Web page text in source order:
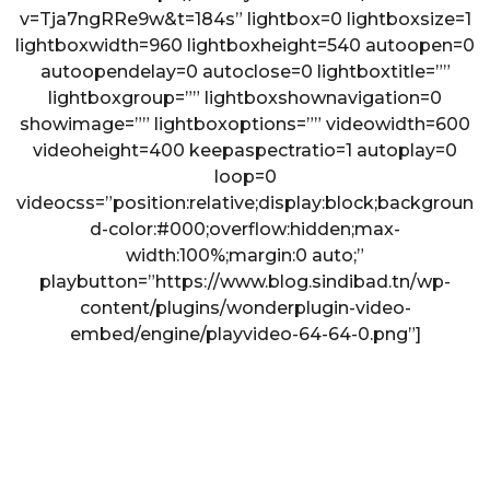
v=Tja7ngRRe9w&t=184s” lightbox=0 lightboxsize=1
lightboxwidth=960 lightboxheight=540 autoopen=0
autoopendelay=0 autoclose=0 lightboxtitle=””
lightboxgroup=”” lightboxshownavigation=0
showimage=”” lightboxoptions=”” videowidth=600
videoheight=400 keepaspectratio=1 autoplay=0
loop=0
videocss=”position:relative;display:block;backgroun
d-color:#000;overflow:hidden;max-
width:100%;margin:0 auto;”
playbutton=”https://www.blog.sindibad.tn/wp-
content/plugins/wonderplugin-video-
embed/engine/playvideo-64-64-0.png”]